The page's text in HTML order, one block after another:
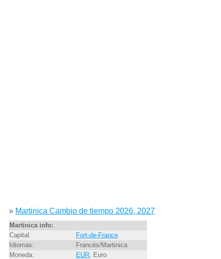
» Martinica Cambio de tiempo 2026, 2027
Martinica info:
Capital:
Fort-de-France
Idiomas:
Francés/Martinica
Moneda:
EUR, Euro